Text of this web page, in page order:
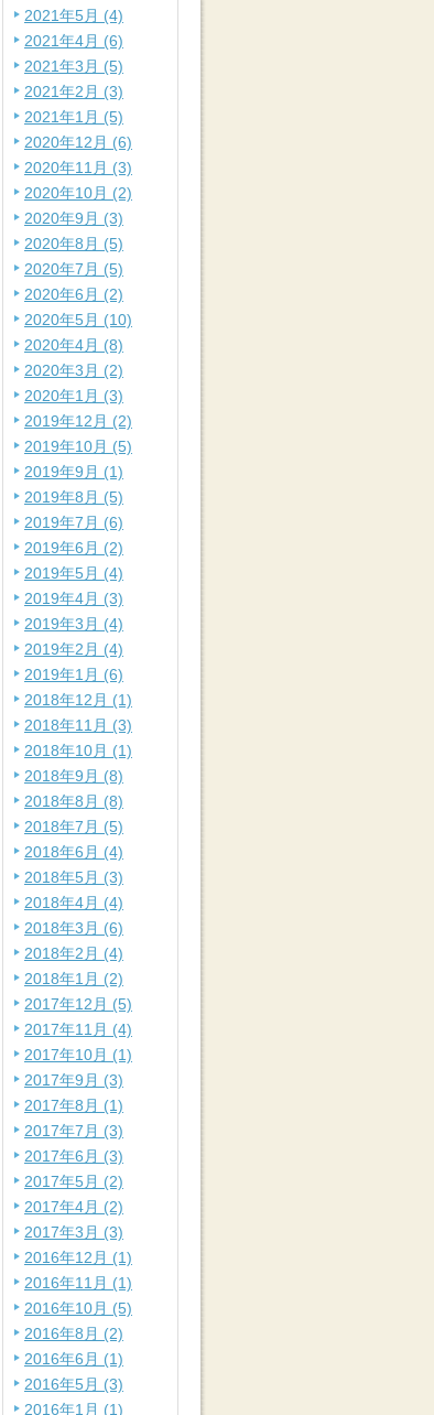
2021年5月 (4)
2021年4月 (6)
2021年3月 (5)
2021年2月 (3)
2021年1月 (5)
2020年12月 (6)
2020年11月 (3)
2020年10月 (2)
2020年9月 (3)
2020年8月 (5)
2020年7月 (5)
2020年6月 (2)
2020年5月 (10)
2020年4月 (8)
2020年3月 (2)
2020年1月 (3)
2019年12月 (2)
2019年10月 (5)
2019年9月 (1)
2019年8月 (5)
2019年7月 (6)
2019年6月 (2)
2019年5月 (4)
2019年4月 (3)
2019年3月 (4)
2019年2月 (4)
2019年1月 (6)
2018年12月 (1)
2018年11月 (3)
2018年10月 (1)
2018年9月 (8)
2018年8月 (8)
2018年7月 (5)
2018年6月 (4)
2018年5月 (3)
2018年4月 (4)
2018年3月 (6)
2018年2月 (4)
2018年1月 (2)
2017年12月 (5)
2017年11月 (4)
2017年10月 (1)
2017年9月 (3)
2017年8月 (1)
2017年7月 (3)
2017年6月 (3)
2017年5月 (2)
2017年4月 (2)
2017年3月 (3)
2016年12月 (1)
2016年11月 (1)
2016年10月 (5)
2016年8月 (2)
2016年6月 (1)
2016年5月 (3)
2016年1月 (1)